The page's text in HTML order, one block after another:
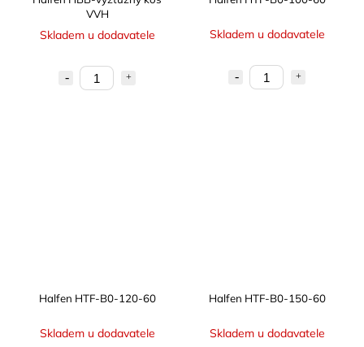
VVH
Skladem u dodavatele Skladem u dodavatele
Halfen HTF-B0-120-60
Skladem u dodavatele
Halfen HTF-B0-150-60
Skladem u dodavatele